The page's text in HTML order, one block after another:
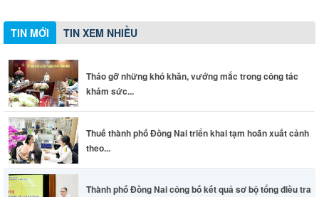
TIN MỚI TIN XEM NHIỀU
Tháo gỡ những khó khăn, vướng mắc trong công tác
khám sức...
Thuế thành phố Đồng Nai triển khai tạm hoãn xuất cảnh
theo...
Thành phố Đồng Nai công bố kết quả sơ bộ tổng điều tra